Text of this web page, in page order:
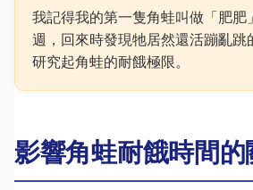
我記得我的第一隻角蛙叫做「肥肥
週，回來時發現牠居然還活蹦亂跳
研究起角蛙的耐餓極限。
影響角蛙耐餓時間